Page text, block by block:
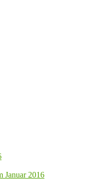
Januar 2016